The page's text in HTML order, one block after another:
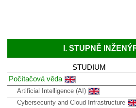
I. STUPNĚ
STUDIUM
Počítačová věda
Artificial Intelligence (AI)
Cybersecurity and Cloud Infrastructure